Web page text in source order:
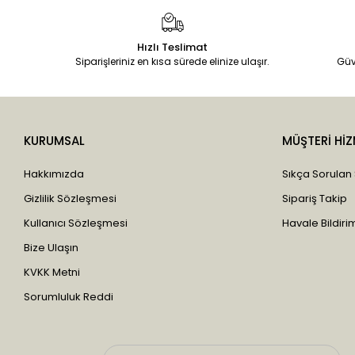
Cemilefendi
Clara Kontes
Cream
Dabur
Deep Sea
DermaDerm
Hızlı Teslimat
Siparişleriniz en kısa sürede elinize ulaşır.
KURUMSAL
Hakkımızda
Gizlilik Sözleşmesi
Kullanıcı Sözleşmesi
Bize Ulaşın
KVKK Metni
Sorumluluk Reddi
MÜŞTERİ
Sıkça
Sipariş Takip
Havale